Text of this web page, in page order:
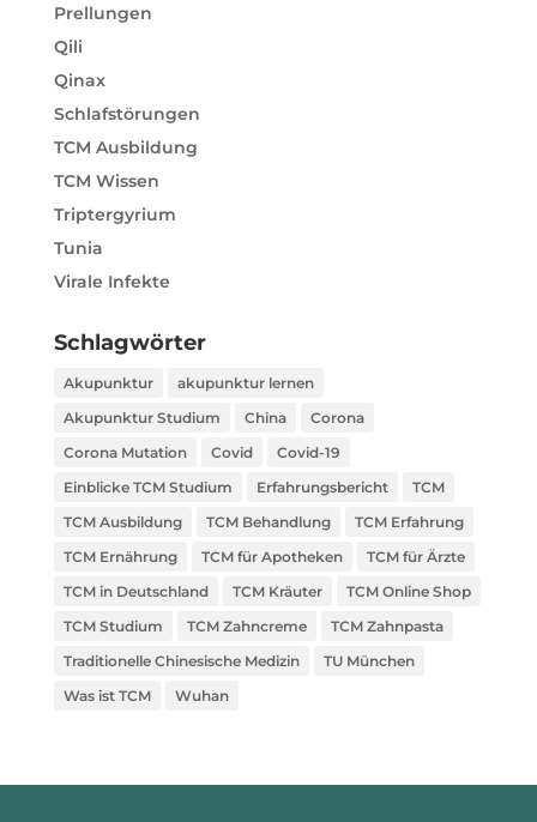
Prellungen
Qili
Qinax
Schlafstörungen
TCM Ausbildung
TCM Wissen
Triptergyrium
Tunia
Virale Infekte
Schlagwörter
Akupunktur
akupunktur lernen
Akupunktur Studium
China
Corona
Corona Mutation
Covid
Covid-19
Einblicke TCM Studium
Erfahrungsbericht
TCM
TCM Ausbildung
TCM Behandlung
TCM Erfahrung
TCM Ernährung
TCM für Apotheken
TCM für Ärzte
TCM in Deutschland
TCM Kräuter
TCM Online Shop
TCM Studium
TCM Zahncreme
TCM Zahnpasta
Traditionelle Chinesische Medizin
TU München
Was ist TCM
Wuhan